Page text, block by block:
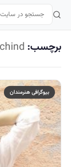
برچسب:
بیوگرافی هنرمندان